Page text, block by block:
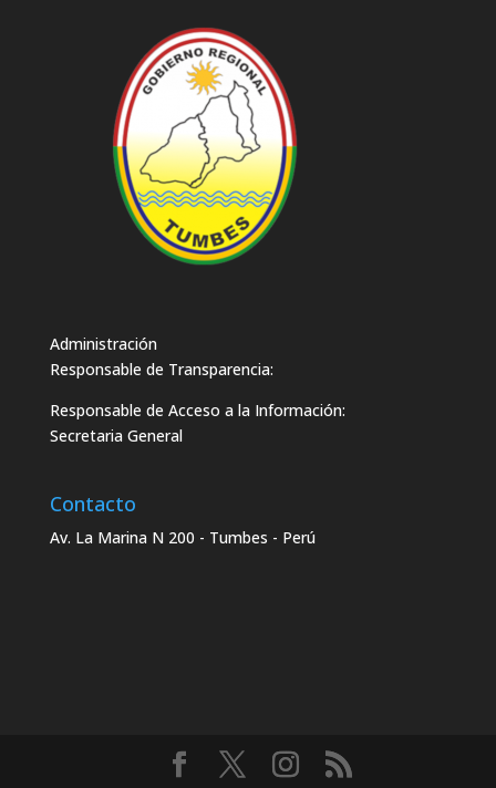
Administración
Responsable de Transparencia:
Responsable de Acceso a la Información:
Secretaria General
Contacto
Av. La Marina N 200 - Tumbes - Perú